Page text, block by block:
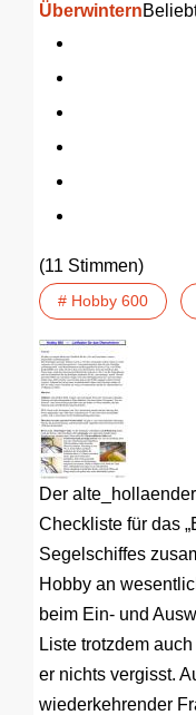
Überwintern
(11 Stimmen)
# Hobby 600
Der
Checkliste für das
Segelschiffes
Hobby an
beim Ein- und
Liste trotzdem
er nichts vergisst.
wiederkehrender